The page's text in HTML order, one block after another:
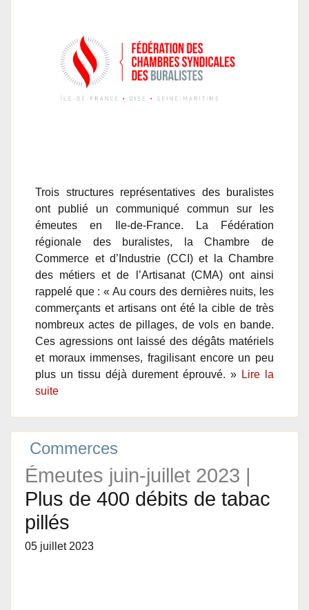
Trois structures représentatives des buralistes
ont publié un communiqué commun sur les
émeutes en Ile-de-France. La Fédération
régionale des buralistes, la Chambre de
Commerce et d’Industrie (CCI) et la Chambre
des métiers et de l’Artisanat (CMA) ont ainsi
rappelé que : « Au cours des dernières nuits, les
commerçants et artisans ont été la cible de très
nombreux actes de pillages, de vols en bande.
Ces agressions ont laissé des dégâts matériels
et moraux immenses, fragilisant encore un peu
plus un tissu déjà durement éprouvé. » Lire la
suite
Commerces
Émeutes juin-juillet 2023 |
Plus de 400 débits de tabac
pillés
05 juillet 2023